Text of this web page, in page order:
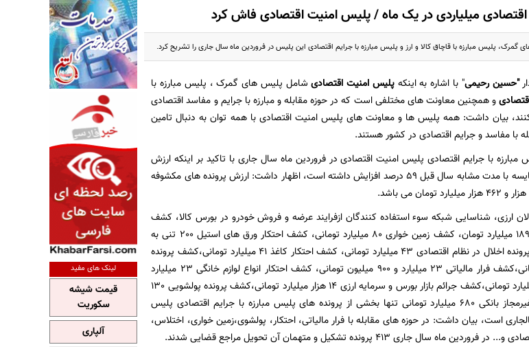
پلیس مبارزه با قاچاق کالا و ارز و پلیس مبارزه با جرایم اقتصادی این پلیس در فروردین ماه سال جاری را تشریح کرد.
"حسین رحیمی" با اشاره به اینکهپلیس امنیت اقتصادیشامل پلیس های گمرک ، پلیس مبارزه با
و همچنین معاونت های مختلفی است که در حوزه مقابله و مبارزه با جرایم و مفاسد اقتصادی
بیان داشت: همه پلیس ها و معاونت های پلیس امنیت اقتصادی با همه توان به دنبال تامین
با مفاسد و جرایم اقتصادی در کشور هستند.
با جرایم اقتصادی پلیس امنیت اقتصادی در فروردین ماه سال جاری با تاکید بر اینکه ارزش
پرونده های کشف شده این پلیس در مقایسه با مدت مشابه سال قبل 59 درصد افزایش داشته است، اظهار داشت: ارزش پرونده های مکشوفه
ارزی، شناسایی شبکه سوء استفاده کنندگان ازفرایند عرضه و فروش خودرو در بورس کالا، کشف
پرونده اخلال در نظام اقتصادی به ارزش189 میلیارد تومان، کشف زمین خواری 80 میلیارد تومانی، کشف احتکار ورق های استیل 200 تنی به
ارزش تقریبی 44 میلیارد تومان، کشف پرونده اخلال در نظام اقتصادی 43 میلیارد تومانی، کشف احتکار کاغذ 41 میلیارد تومانی،کشف پرونده
اخلال در نظام اقتصادی 28 میلیارد تومانی،کشف فرار مالیاتی 23 میلیارد و 900 میلیون تومانی، کشف احتکار انواع لوازم خانگی 23 میلیارد
تومانی،کشف پرونده فرار مالیاتی 484میلیارد تومانی،کشف جرائم بازار بورس و سرمایه ارزی 14 هزار میلیارد تومانی،کشف پرونده پولشویی 130
میلیارد تومانی،کشف پرونده تسهیلات غیرمجاز بانکی 680 میلیارد تومانی تنها بخشی از پرونده های پلیس مبارزه با جرایم اقتصادی پلیس
است، بیان داشت: در حوزه های مقابله با فرار مالیاتی، احتکار، پولشوی،زمین خواری، اختلاس،
413 پرونده تشکیل و متهمان آن تحویل مراجع قضایی شدند.
لینک های مفید
قیمت شیشه
سکوریت
آلپاری